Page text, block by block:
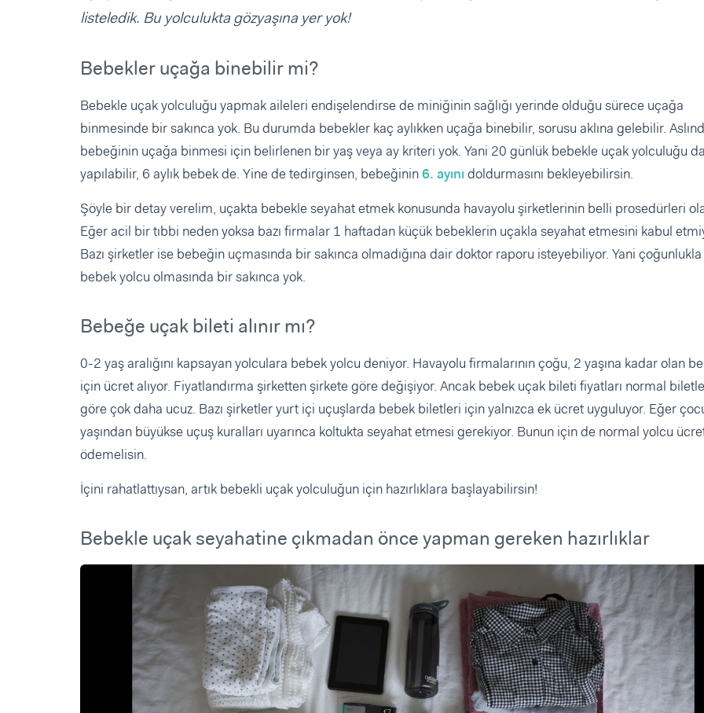
listeledik. Bu yolculukta gözyaşına yer yok!
Bebekler uçağa binebilir mi?
Bebekle uçak yolculuğu yapmak aileleri endişelendirse de miniğinin sağlığı yerinde olduğu sürece uçağa
binmesinde bir sakınca yok. Bu durumda bebekler kaç aylıkken uçağa binebilir, sorusu aklına gelebilir.
bebeğinin uçağa binmesi için belirlenen bir yaş veya ay kriteri yok. Yani 20 günlük bebekle uçak yolculuğu da
yapılabilir, 6 aylık bebek de. Yine de tedirginsen, bebeğinin6. ayını doldurmasını bekleyebilirsin.
Şöyle bir detay verelim, uçakta bebekle seyahat etmek konusunda havayolu şirketlerinin belli prosedürleri
Eğer acil bir tıbbi neden yoksa bazı firmalar 1 haftadan küçük bebeklerin uçakla seyahat etmesini kabul
Bazı şirketler ise bebeğin uçmasında bir sakınca olmadığına dair doktor raporu isteyebiliyor. Yani
bebek yolcu olmasında bir sakınca yok.
Bebeğe uçak bileti alınır mı?
0-2 yaş aralığını kapsayan yolculara bebek yolcu deniyor. Havayolu firmalarının çoğu, 2 yaşına kadar olan
için ücret alıyor. Fiyatlandırma şirketten şirkete göre değişiyor. Ancak bebek uçak bileti fiyatları normal
göre çok daha ucuz. Bazı şirketler yurt içi uçuşlarda bebek biletleri için yalnızca ek ücret uyguluyor. Eğer
yaşından büyükse uçuş kuralları uyarınca koltukta seyahat etmesi gerekiyor. Bunun için de normal yolcu
ödemelisin.
İçini rahatlattıysan, artık bebekli uçak yolculuğun için hazırlıklara başlayabilirsin!
Bebekle uçak seyahatine çıkmadan önce yapman gereken hazırlıklar